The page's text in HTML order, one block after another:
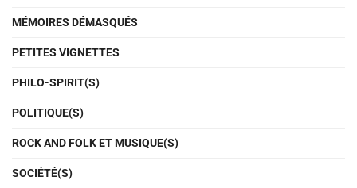
MÉMOIRES DÉMASQUÉS
PETITES VIGNETTES
PHILO-SPIRIT(S)
POLITIQUE(S)
ROCK AND FOLK ET MUSIQUE(S)
SOCIÉTÉ(S)